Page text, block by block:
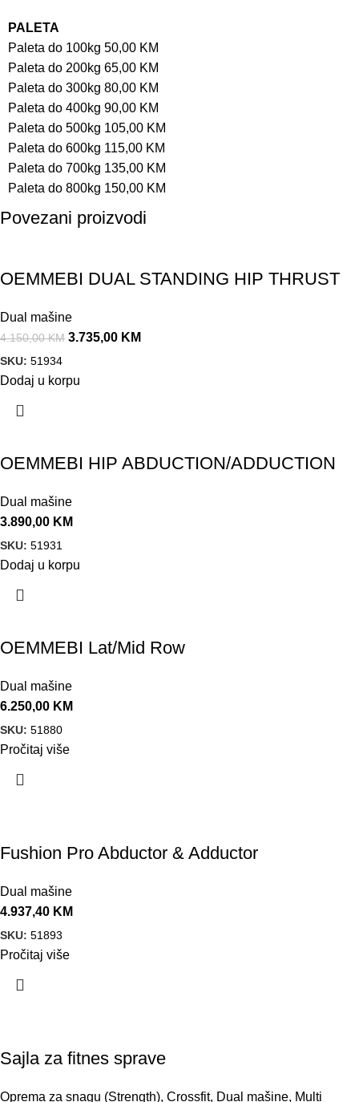
PALETA
Paleta do 100kg 50,00 KM
Paleta do 200kg 65,00 KM
Paleta do 300kg 80,00 KM
Paleta do 400kg 90,00 KM
Paleta do 500kg 105,00 KM
Paleta do 600kg 115,00 KM
Paleta do 700kg 135,00 KM
Paleta do 800kg 150,00 KM
Povezani proizvodi
OEMMEBI DUAL STANDING HIP THRUST
Dual mašine
4.150,00KM 3.735,00 KM
SKU: 51934
Dodaj u korpu
OEMMEBI HIP ABDUCTION/ADDUCTION
Dual mašine
3.890,00 KM
SKU: 51931
Dodaj u korpu
OEMMEBI Lat/Mid Row
Dual mašine
6.250,00 KM
SKU: 51880
Pročitaj više
Fushion Pro Abductor & Adductor
Dual mašine
4.937,40 KM
SKU: 51893
Pročitaj više
Sajla za fitnes sprave
Oprema za snagu (Strength), Crossfit, Dual mašine, Multi